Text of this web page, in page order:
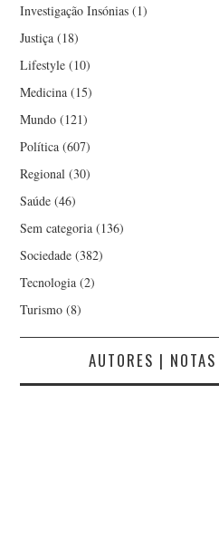
Investigação Insónias (1)
Justiça (18)
Lifestyle (10)
Medicina (15)
Mundo (121)
Política (607)
Regional (30)
Saúde (46)
Sem categoria (136)
Sociedade (382)
Tecnologia (2)
Turismo (8)
AUTORES |